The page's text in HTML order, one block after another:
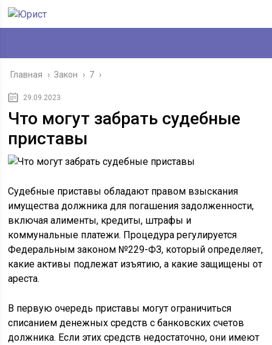
Главная › Закон › 7 ›
29.09.2023
Что могут забрать судебные
приставы
Судебные приставы обладают правом взыскания
имущества должника для погашения задолженности,
включая алименты, кредиты, штрафы и
коммунальные платежи. Процедура регулируется
Федеральным законом №229-ФЗ, который определяет,
какие активы подлежат изъятию, а какие защищены от
ареста.
В первую очередь приставы могут ограничиться
списанием денежных средств с банковских счетов
должника. Если этих средств недостаточно, они имеют